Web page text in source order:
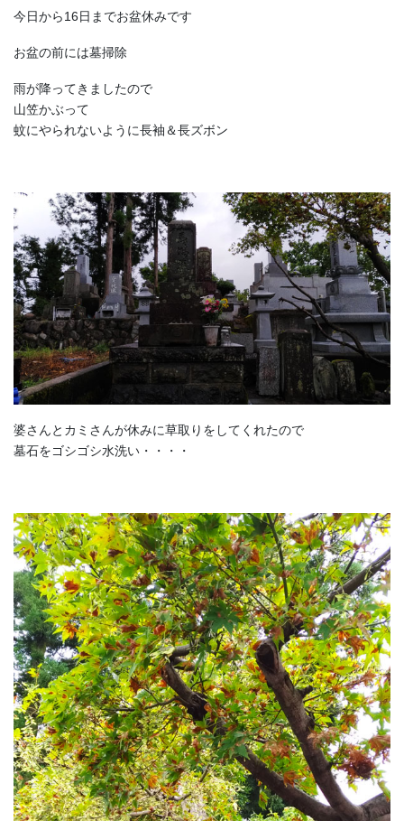
今日から16日までお盆休みです
お盆の前には墓掃除
雨が降ってきましたので
山笠かぶって
蚊にやられないように長袖＆長ズボン
婆さんとカミさんが休みに草取りをしてくれたので
墓石をゴシゴシ水洗い・・・・